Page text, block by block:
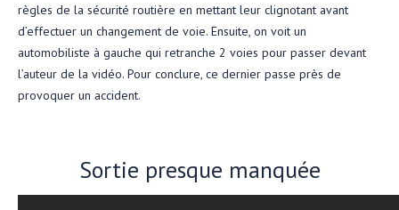
règles de la sécurité routière en mettant leur clignotant avant
d’effectuer un changement de voie. Ensuite, on voit un
automobiliste à gauche qui retranche 2 voies pour passer devant
l’auteur de la vidéo. Pour conclure, ce dernier passe près de
provoquer un accident.
Sortie presque manquée